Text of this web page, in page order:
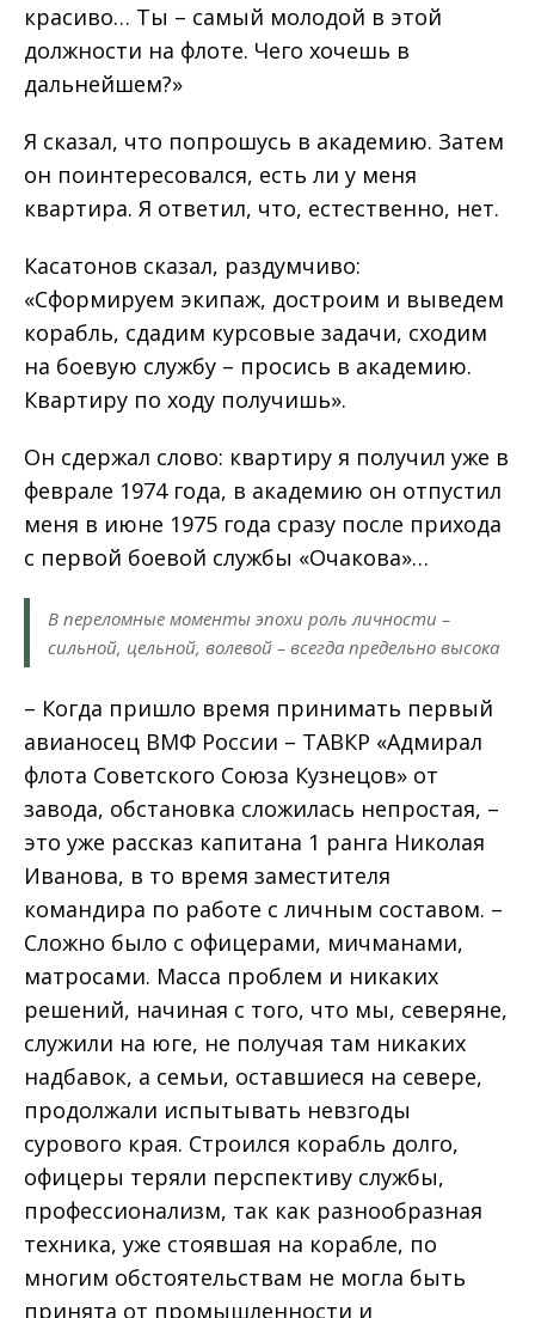
красиво… Ты – самый молодой в этой
должности на флоте. Чего хочешь в
дальнейшем?»
Я сказал, что попрошусь в академию. Затем
он поинтересовался, есть ли у меня
квартира. Я ответил, что, естественно, нет.
Касатонов сказал, раздумчиво:
«Сформируем экипаж, достроим и выведем
корабль, сдадим курсовые задачи, сходим
на боевую службу – просись в академию.
Квартиру по ходу получишь».
Он сдержал слово: квартиру я получил уже в
феврале 1974 года, в академию он отпустил
меня в июне 1975 года сразу после прихода
с первой боевой службы «Очакова»…
В переломные моменты эпохи роль личности –
сильной, цельной, волевой – всегда предельно высока
– Когда пришло время принимать первый
авианосец ВМФ России – ТАВКР «Адмирал
флота Советского Союза Кузнецов» от
завода, обстановка сложилась непростая, –
это уже рассказ капитана 1 ранга Николая
Иванова, в то время заместителя
командира по работе с личным составом. –
Сложно было с офицерами, мичманами,
матросами. Масса проблем и никаких
решений, начиная с того, что мы, северяне,
служили на юге, не получая там никаких
надбавок, а семьи, оставшиеся на севере,
продолжали испытывать невзгоды
сурового края. Строился корабль долго,
офицеры теряли перспективу службы,
профессионализм, так как разнообразная
техника, уже стоявшая на корабле, по
многим обстоятельствам не могла быть
принята от промышленности и